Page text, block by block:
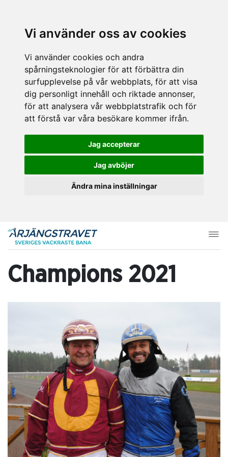
Vi använder oss av cookies
Vi använder cookies och andra
spårningsteknologier för att förbättra din
surfupplevelse på vår webbplats, för att visa
dig personligt innehåll och riktade annonser,
för att analysera vår webbplatstrafik och för
att förstå var våra besökare kommer ifrån.
Jag accepterar
Jag avböjer
Ändra mina inställningar
Champions 2021